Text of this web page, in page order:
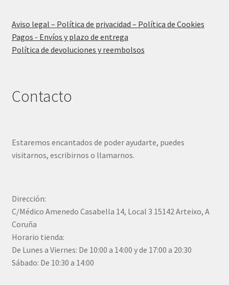
Aviso legal – Política de privacidad – Política de Cookies
Pagos - Envíos y plazo de entrega
Política de devoluciones y reembolsos
Contacto
Estaremos encantados de poder ayudarte, puedes
visitarnos, escribirnos o llamarnos.
Dirección:
C/Médico Amenedo Casabella 14, Local 3 15142 Arteixo, A
Coruña
Horario tienda:
De Lunes a Viernes: De 10:00 a 14:00 y de 17:00 a 20:30
Sábado: De 10:30 a 14:00